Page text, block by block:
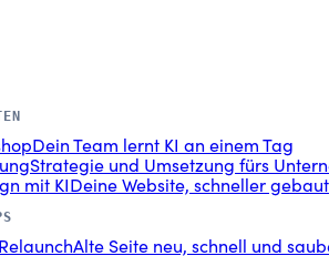
Dein Team lernt KI an einem Tag
Strategie und Umsetzung fürs
mit KIDeine Website, schneller gebaut
Alte Seite neu, schnell und